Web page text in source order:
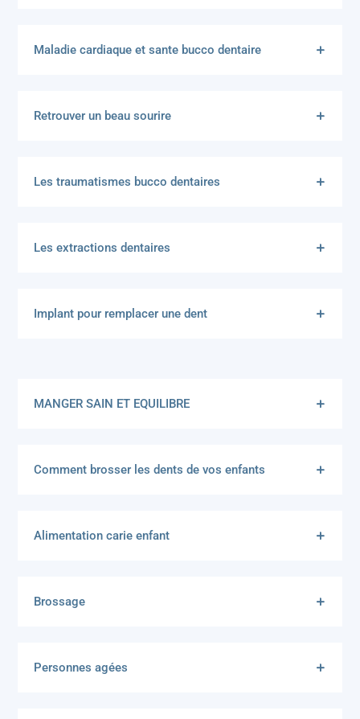
Maladie cardiaque et sante bucco dentaire
Retrouver un beau sourire
Les traumatismes bucco dentaires
Les extractions dentaires
Implant pour remplacer une dent
MANGER SAIN ET EQUILIBRE
Comment brosser les dents de vos enfants
Alimentation carie enfant
Brossage
Personnes agées